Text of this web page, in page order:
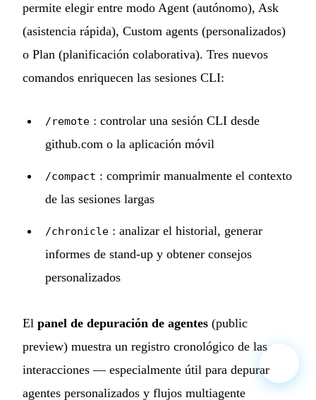
permite elegir entre modo Agent (autónomo), Ask
(asistencia rápida), Custom agents (personalizados)
o Plan (planificación colaborativa). Tres nuevos
comandos enriquecen las sesiones CLI:
/remote : controlar una sesión CLI desde
github.com o la aplicación móvil
/compact : comprimir manualmente el contexto
de las sesiones largas
/chronicle : analizar el historial, generar
informes de stand-up y obtener consejos
personalizados
El panel de depuración de agentes (public
preview) muestra un registro cronológico de las
interacciones — especialmente útil para depurar
agentes personalizados y flujos multiagente